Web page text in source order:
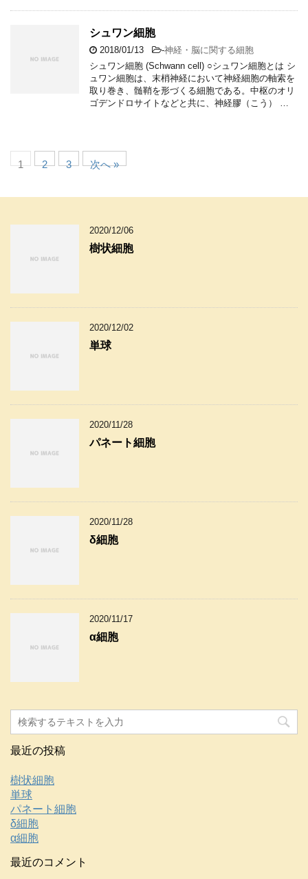
シュワン細胞
2018/01/13 -神経・脳に関する細胞
シュワン細胞 (Schwann cell) ○シュワン細胞とは シ
ュワン細胞は、末梢神経において神経細胞の軸索を
取り巻き、髄鞘を形づくる細胞である。中枢のオリ
ゴデンドロサイトなどと共に、神経膠（こう） …
1 2 3 次へ »
2020/12/06
樹状細胞
2020/12/02
単球
2020/11/28
パネート細胞
2020/11/28
δ細胞
2020/11/17
α細胞
最近の投稿
樹状細胞
単球
パネート細胞
δ細胞
α細胞
最近のコメント